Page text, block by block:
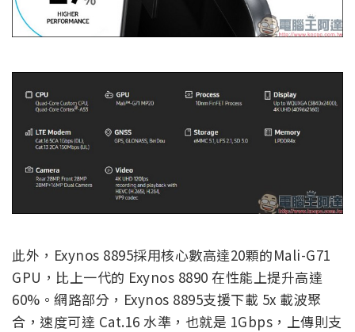
此外，Exynos 8895採用核心數高達20顆的Mali-G71
GPU，比上一代的 Exynos 8890 在性能上提升高達
60%。網路部分，Exynos 8895支援下載 5x 載波聚
合，速度可達 Cat.16 水準，也就是 1Gbps，上傳則支